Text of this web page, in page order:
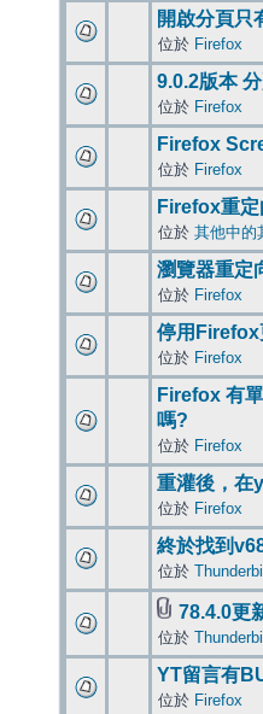
開啟分頁只
位於 Firefox
9.0.2版本
位於 Firefox
Firefox
位於 Firefox
Firefox重定
位於 其他中的
瀏覽器重定
位於 Firefox
停用Firefox
位於 Firefox
Firefox 有
嗎?
位於 Firefox
重灌後，在
位於 Firefox
終於找到
位於
78.4.0更
位於
YT留言有
位於 Firefox